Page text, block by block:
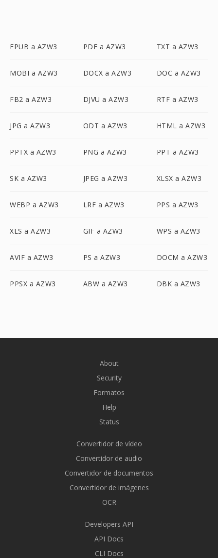
EPUB a AZW3 PDF a AZW3 TXT a AZW3
MOBI a AZW3 DOCX a AZW3 DOC a AZW3
FB2 a AZW3 DJVU a AZW3 RTF a AZW3
JPG a AZW3 ODT a AZW3 HTML a AZW3
PPTX a AZW3 PNG a AZW3 PPT a AZW3
SK a AZW3 JPEG a AZW3 XLSX a AZW3
WEBP a AZW3 LRF a AZW3 PPS a AZW3
XLS a AZW3 GIF a AZW3 WPS a AZW3
AVIF a AZW3 PS a AZW3 DOCM a AZW3
PPSX a AZW3 ABW a AZW3 DBK a AZW3
About
Security
Formatos
Help
Status
Convertidor de vídeo
Convertidor de audio
Convertidor de documentos
Convertidor de imágenes
OCR
Developers API
API Docs
CLI Docs